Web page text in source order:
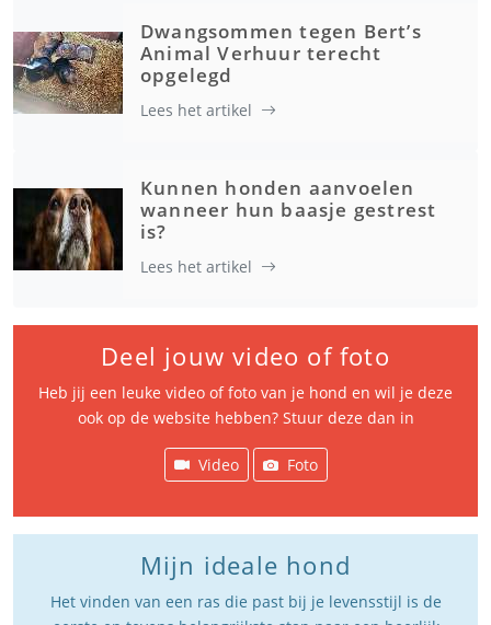
Dwangsommen tegen Bert’s
Animal Verhuur terecht
opgelegd
Lees het artikel
Kunnen honden aanvoelen
wanneer hun baasje gestrest
is?
Lees het artikel
Deel jouw video of foto
Heb jij een leuke video of foto van je hond en wil je deze
ook op de website hebben? Stuur deze dan in
Video Foto
Mijn ideale hond
Het vinden van een ras die past bij je levensstijl is de